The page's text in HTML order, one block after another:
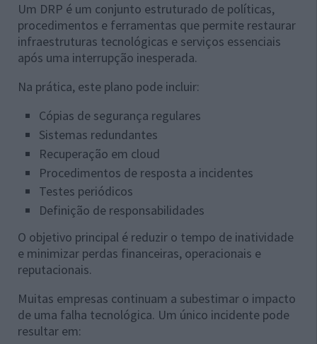
Um DRP é um conjunto estruturado de políticas,
procedimentos e ferramentas que permite restaurar
infraestruturas tecnológicas e serviços essenciais
após uma interrupção inesperada.
Na prática, este plano pode incluir:
Cópias de segurança regulares
Sistemas redundantes
Recuperação em cloud
Procedimentos de resposta a incidentes
Testes periódicos
Definição de responsabilidades
O objetivo principal é reduzir o tempo de inatividade
e minimizar perdas financeiras, operacionais e
reputacionais.
Muitas empresas continuam a subestimar o impacto
de uma falha tecnológica. Um único incidente pode
resultar em: